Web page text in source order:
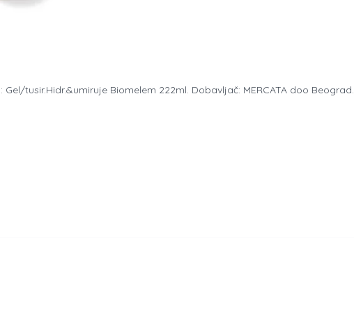
Gel/tusir.Hidr.&umiruje Biomelem 222ml. Dobavljač: MERCATA doo Beograd.